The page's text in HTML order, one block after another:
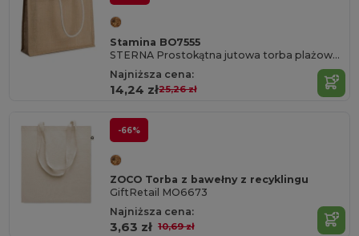
Stamina BO7555
STERNA Prostokątna jutowa torba plażowa z bawełnianymi uchwytami 70 cm
Najniższa cena:
14,24 zł25,26 zł
-66%
ZOCO Torba z bawełny z recyklingu
GiftRetail MO6673
Najniższa cena:
3,63 zł 10,69 zł